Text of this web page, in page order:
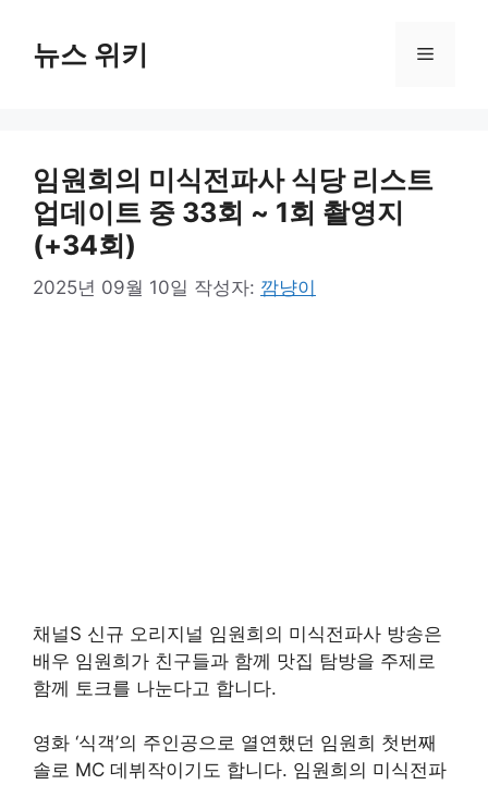
뉴스 위키 메
임원희의 미식전파사 식당 리스트
업데이트 중 33회 ~ 1회 촬영지
(+34회)
2025년 09월 10일 작성자: 깜냥이
채널S 신규 오리지널 임원희의 미식전파사 방송은
배우 임원희가 친구들과 함께 맛집 탐방을 주제로
함께 토크를 나눈다고 합니다.
영화 ‘식객’의 주인공으로 열연했던 임원희 첫번째
솔로 MC 데뷔작이기도 합니다. 임원희의 미식전파